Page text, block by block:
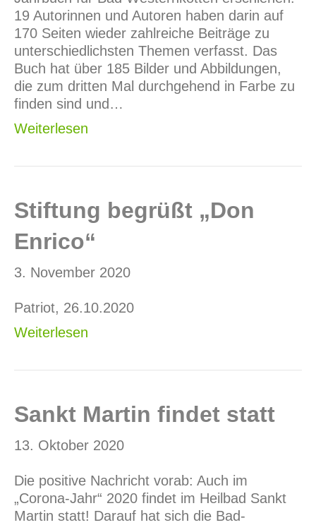
19 Autorinnen und Autoren haben darin auf
170 Seiten wieder zahlreiche Beiträge zu
unterschiedlichsten Themen verfasst. Das
Buch hat über 185 Bilder und Abbildungen,
die zum dritten Mal durchgehend in Farbe zu
finden sind und…
Weiterlesen
Stiftung begrüßt „Don
Enrico“
3. November 2020
Patriot, 26.10.2020
Weiterlesen
Sankt Martin findet statt
13. Oktober 2020
Die positive Nachricht vorab: Auch im
„Corona-Jahr“ 2020 findet im Heilbad Sankt
Martin statt! Darauf hat sich die Bad-